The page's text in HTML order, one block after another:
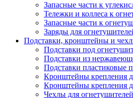
Запасные части к
Тележки и коллеса к
Запасные части к
Заряды для
Подставки, кронштейны и
Подставки под
Подставки из
Подставки пластиковые
Кронштейны крепления
Кронштейны крепления
Чехлы для огнетушителей